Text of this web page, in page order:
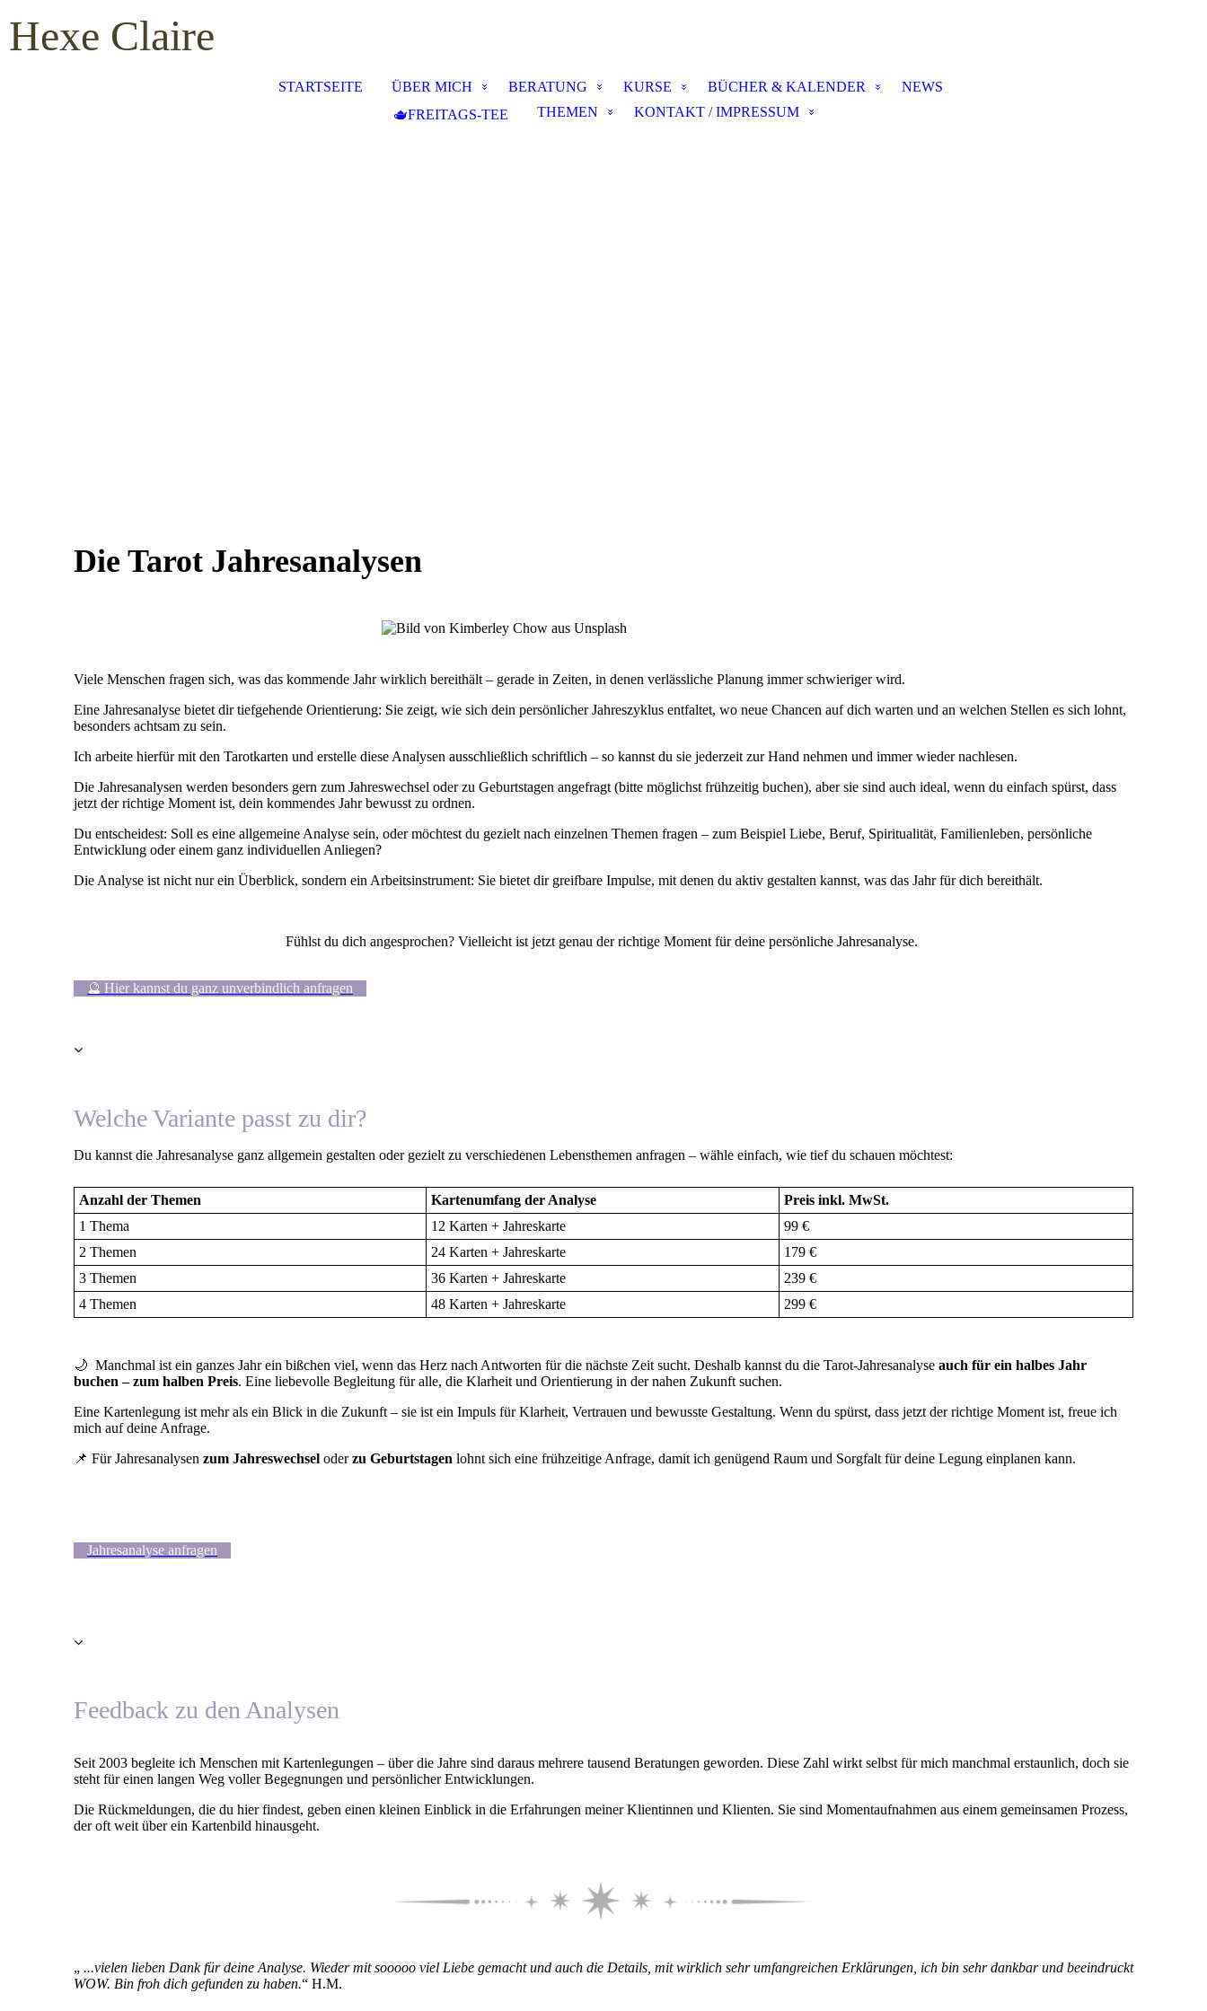
Hexe Claire
STARTSEITE ÜBER MICH BERATUNG KURSE BÜCHER & KALENDER
NEWS
🫖FREITAGS-TEE
THEMEN KONTAKT / IMPRESSUM
Die Tarot Jahresanalysen
Viele Menschen fragen sich, was das kommende Jahr wirklich bereithält – gerade in Zeiten, in denen verlässliche Planung immer schwieriger wird.
Eine Jahresanalyse bietet dir tiefgehende Orientierung: Sie zeigt, wie sich dein persönlicher Jahreszyklus entfaltet, wo neue Chancen auf dich warten und an welchen Stellen es sich lohnt,
besonders achtsam zu sein.
Ich arbeite hierfür mit den Tarotkarten und erstelle diese Analysen ausschließlich schriftlich – so kannst du sie jederzeit zur Hand nehmen und immer wieder nachlesen.
Die Jahresanalysen werden besonders gern zum Jahreswechsel oder zu Geburtstagen angefragt (bitte möglichst frühzeitig buchen), aber sie sind auch ideal, wenn du einfach spürst, dass
jetzt der richtige Moment ist, dein kommendes Jahr bewusst zu ordnen.
Du entscheidest: Soll es eine allgemeine Analyse sein, oder möchtest du gezielt nach einzelnen Themen fragen – zum Beispiel Liebe, Beruf, Spiritualität, Familienleben, persönliche
Entwicklung oder einem ganz individuellen Anliegen?
Die Analyse ist nicht nur ein Überblick, sondern ein Arbeitsinstrument: Sie bietet dir greifbare Impulse, mit denen du aktiv gestalten kannst, was das Jahr für dich bereithält.
Fühlst du dich angesprochen? Vielleicht ist jetzt genau der richtige Moment für deine persönliche Jahresanalyse.
🔮 Hier kannst du ganz unverbindlich anfragen
Welche Variante passt zu dir?
Du kannst die Jahresanalyse ganz allgemein gestalten oder gezielt zu verschiedenen Lebensthemen anfragen – wähle einfach, wie tief du schauen möchtest:
Anzahl der Themen Kartenumfang der Analyse
Preis inkl. MwSt.
1 Thema
12 Karten + Jahreskarte
99 €
2 Themen
24 Karten + Jahreskarte
179 €
3 Themen
36 Karten + Jahreskarte
239 €
4 Themen
48 Karten + Jahreskarte 299 €
🌙 Manchmal ist ein ganzes Jahr ein bißchen viel, wenn das Herz nach Antworten für die nächste Zeit sucht. Deshalb kannst du die Tarot-Jahresanalyse auch für ein halbes Jahr
buchen – zum halben Preis. Eine liebevolle Begleitung für alle, die Klarheit und Orientierung in der nahen Zukunft suchen.
Eine Kartenlegung ist mehr als ein Blick in die Zukunft – sie ist ein Impuls für Klarheit, Vertrauen und bewusste Gestaltung. Wenn du spürst, dass jetzt der richtige Moment ist, freue ich
mich auf deine Anfrage.
📌 Für Jahresanalysen zum Jahreswechsel oderzu Geburtstagen lohnt sich eine frühzeitige Anfrage, damit ich genügend Raum und Sorgfalt für deine Legung einplanen kann.
Jahresanalyse anfragen
Feedback zu den Analysen
Seit 2003 begleite ich Menschen mit Kartenlegungen – über die Jahre sind daraus mehrere tausend Beratungen geworden. Diese Zahl wirkt selbst für mich manchmal erstaunlich, doch sie
steht für einen langen Weg voller Begegnungen und persönlicher Entwicklungen.
Die Rückmeldungen, die du hier findest, geben einen kleinen Einblick in die Erfahrungen meiner Klientinnen und Klienten. Sie sind Momentaufnahmen aus einem gemeinsamen Prozess,
der oft weit über ein Kartenbild hinausgeht.
„ ...vielen lieben Dank für deine Analyse. Wieder mit sooooo viel Liebe gemacht und auch die Details, mit wirklich sehr umfangreichen Erklärungen, ich bin sehr dankbar und beeindruckt
WOW. Bin froh dich gefunden zu haben.“ H.M.